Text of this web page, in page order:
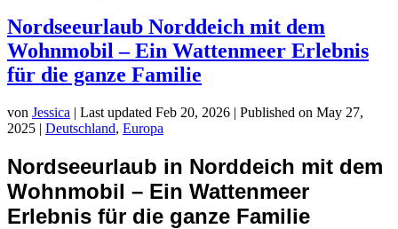
Nordseeurlaub Norddeich mit dem
Wohnmobil – Ein Wattenmeer Erlebnis
für die ganze Familie
von Jessica | Last updated Feb 20, 2026 | Published on May 27,
2025 | Deutschland, Europa
Nordseeurlaub in Norddeich mit dem
Wohnmobil – Ein Wattenmeer
Erlebnis für die ganze Familie